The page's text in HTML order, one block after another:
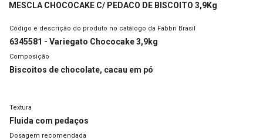
MESCLA CHOCOCAKE C/ PEDACO DE BISCOITO 3,9Kg
Código e descrição do produto no catálogo da Fabbri Brasil
6345581 - Variegato Chococake 3,9kg
Composição
Biscoitos de chocolate, cacau em pó
Textura
Fluida com pedaços
Dosagem recomendada